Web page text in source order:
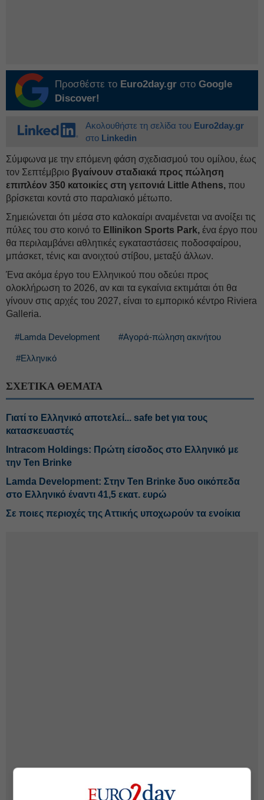
Προσθέστε το Euro2day.gr στο Google
Discover!
Ακολουθήστε τη σελίδα του Euro2day.gr
στο Linkedin
Σύμφωνα με την επόμενη φάση σχεδιασμού του ομίλου, έως
τον Σεπτέμβριο βγαίνουν σταδιακά προς πώληση
επιπλέον 350 κατοικίες στη γειτονιά Little Athens, που
βρίσκεται κοντά στο παραλιακό μέτωπο.
Σημειώνεται ότι μέσα στο καλοκαίρι αναμένεται να ανοίξει τις
πύλες του στο κοινό το Ellinikon Sports Park, ένα έργο που
θα περιλαμβάνει αθλητικές εγκαταστάσεις ποδοσφαίρου,
μπάσκετ, τένις και ανοιχτού στίβου, μεταξύ άλλων.
Ένα ακόμα έργο του Ελληνικού που οδεύει προς
ολοκλήρωση το 2026, αν και τα εγκαίνια εκτιμάται ότι θα
γίνουν στις αρχές του 2027, είναι το εμπορικό κέντρο Riviera
Galleria.
#Lamda Development #Αγορά-πώληση ακινήτου
#Ελληνικό
ΣΧΕΤΙΚΑ ΘΕΜΑΤΑ
Γιατί το Ελληνικό αποτελεί... safe bet για τους
κατασκευαστές
Intracom Holdings: Πρώτη είσοδος στο Ελληνικό με
την Ten Brinke
Lamda Development: Στην Ten Brinke δυο οικόπεδα
στο Ελληνικό έναντι 41,5 εκατ. ευρώ
Σε ποιες περιοχές της Αττικής υποχωρούν τα ενοίκια